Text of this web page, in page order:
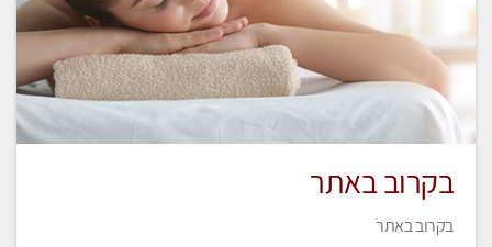
בקרוב באתר
בקרוב באתר